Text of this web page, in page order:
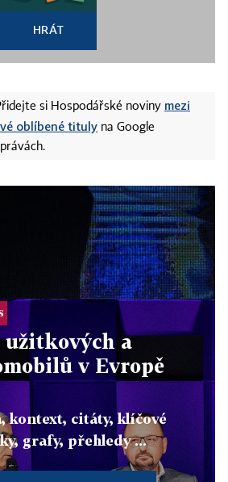
HRÁT
si Hospodářské noviny mezi
oblíbené tituly na Google
a
v Evropě
kontext, citáty, klíčové
grafy, přehledy ...